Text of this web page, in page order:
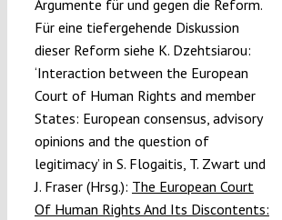
Argumente für und gegen die Reform.
Für eine tiefergehende Diskussion
dieser Reform siehe K. Dzehtsiarou:
‘Interaction between the European
Court of Human Rights and member
States: European consensus, advisory
opinions and the question of
legitimacy’ in S. Flogaitis, T. Zwart und
J. Fraser (Hrsg.): The European Court
Of Human Rights And Its Discontents: